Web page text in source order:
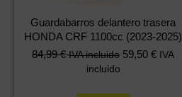
Guardabarros delantero trasera
HONDA CRF 1100cc (2023-2025)
84,99€ IVA incluido 59,50 € IVA
incluido